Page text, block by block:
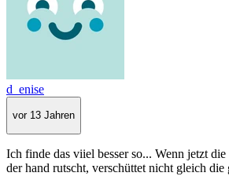
d_enise
vor 13 Jahren
Ich finde das viiel besser so... Wenn jetzt
der hand rutscht, verschüttet nicht gleich die